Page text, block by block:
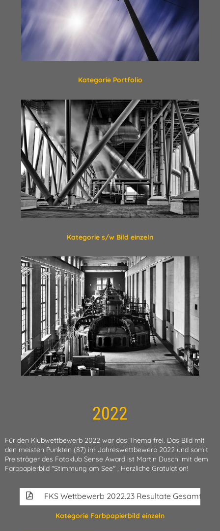
Kategorie Portfolio
Kategorie s/w Bild einzeln
2022
Für den Klubwettbewerb 2022 war das Thema frei. Das Bild mit
den meisten Punkten (87) im Jahreswettbewerb 2022 und somit
Preisträger des Fotoklub Sense Award ist Martin Duschl mit dem
Farbpapierbild "Stimmung am See" , Herzliche Gratulation!
FKS Wettbewerb 2022.23 Resultate
Kategorie Farbpapierbild einzeln